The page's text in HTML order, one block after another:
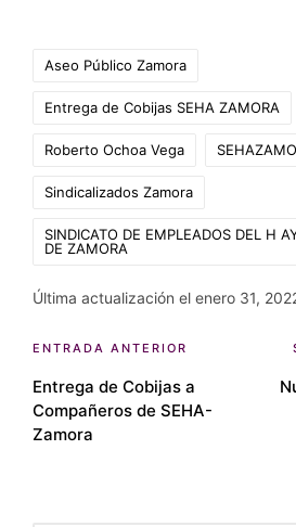
Aseo Público Zamora
Entrega de Cobijas SEHA ZAMORA
Roberto Ochoa Vega
Sindicalizados Zamora
SINDICATO DE EMPLEADOS DEL H
DE ZAMORA
Última actualización el enero 31,
Navegación
de
entradas
ENTRADA ANTERIOR
Entrega de Cobijas a
Compañeros de SEHA-
Zamora